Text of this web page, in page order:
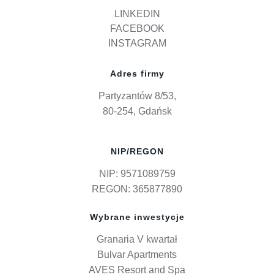
LINKEDIN
FACEBOOK
INSTAGRAM
Adres firmy
Partyzantów 8/53,
80-254, Gdańsk
NIP/REGON
NIP: 9571089759
REGON: 365877890
Wybrane inwestycje
Granaria V kwartał
Bulvar Apartments
AVES Resort and Spa